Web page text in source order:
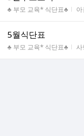
게시판명
♣ 부모 교육* 식단표♣ 작
5월식단표
게시판명
♣ 부모 교육* 식단표♣ 작